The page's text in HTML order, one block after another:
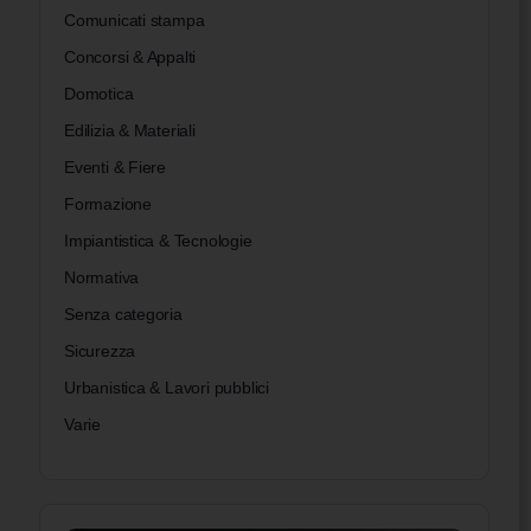
Staff Admin
31 Gennaio 2020
Comunicati stampa
Concorsi & Appalti
Domotica
Edilizia & Materiali
Eventi & Fiere
Formazione
Impiantistica & Tecnologie
Normativa
Senza categoria
Sicurezza
Urbanistica & Lavori pubblici
Varie